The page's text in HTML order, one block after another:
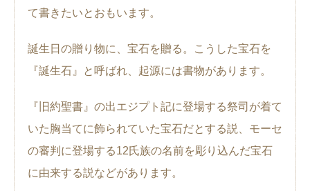
て書きたいとおもいます。
誕生日の贈り物に、宝石を贈る。こうした宝石を
『誕生石』と呼ばれ、起源には書物があります。
『旧約聖書』の出エジプト記に登場する祭司が着て
いた胸当てに飾られていた宝石だとする説、モーセ
の審判に登場する12氏族の名前を彫り込んだ宝石
に由来する説などがあります。